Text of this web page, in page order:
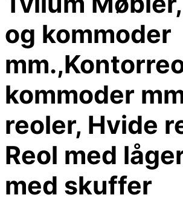
og kommoder
kommoder
reoler, Hvide
Reol med
med skuffer